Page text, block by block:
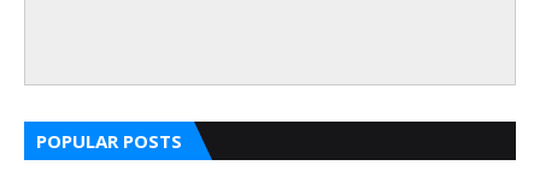
POPULAR POSTS